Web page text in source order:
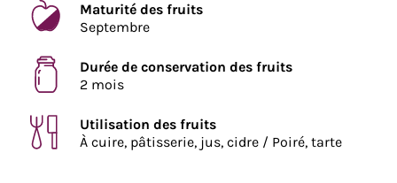
Maturité des fruits
Septembre
Durée de conservation des fruits
2 mois
Utilisation des fruits
À cuire, pâtisserie, jus, cidre / Poiré, tarte